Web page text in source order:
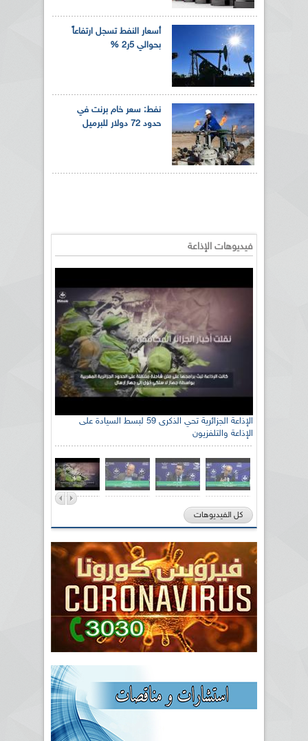
أسعار النفط تسجل ارتفاعاً
بحوالي 5ر2 %
نفط: سعر خام برنت في
حدود 72 دولار للبرميل
فيديوهات الإذاعة
الإذاعة الجزائرية تحي الذكرى 59 لبسط السيادة على
الإذاعة والتلفزيون
كل الفيديوهات